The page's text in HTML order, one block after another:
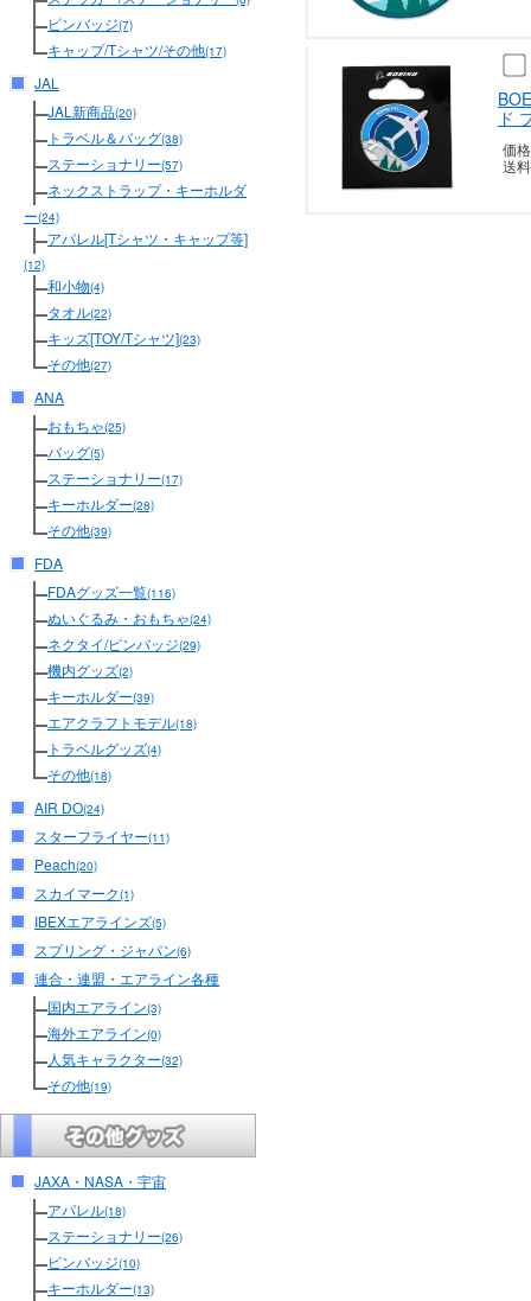
ピンバッジ(7)
キャップ/Tシャツ/その他(17)
JAL
JAL新商品(20)
トラベル＆バッグ(38)
ステーショナリー(57)
ネックストラップ・キーホルダ
ー(24)
アパレル[Tシャツ・キャップ等]
(12)
和小物(4)
タオル(22)
キッズ[TOY/Tシャツ](23)
その他(27)
ANA
おもちゃ(25)
バッグ(5)
ステーショナリー(17)
キーホルダー(28)
その他(39)
FDA
FDAグッズ一覧(116)
ぬいぐるみ・おもちゃ(24)
ネクタイ/ピンバッジ(29)
機内グッズ(2)
キーホルダー(39)
エアクラフトモデル(18)
トラベルグッズ(4)
その他(18)
AIR DO(24)
スターフライヤー(11)
Peach(20)
スカイマーク(1)
IBEXエアラインズ(5)
スプリング・ジャパン(6)
連合・連盟・エアライン各種
国内エアライン(3)
海外エアライン(0)
人気キャラクター(32)
その他(19)
JAXA・NASA・宇宙
アパレル(18)
ステーショナリー(26)
ピンバッジ(10)
キーホルダー(13)
ド
価
送